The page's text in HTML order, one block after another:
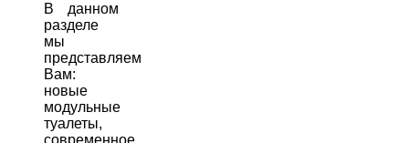
В данном
разделе
мы
представляем
Вам:
новые
модульные
туалеты,
современное